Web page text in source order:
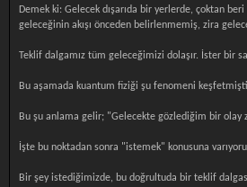
Demek ki: Gelecek dışarıda bir yerlerde, çoktan
geleceğinin akışı önceden belirlenmemiş, zira
Teklif dalgamız tüm geleceğimizi dolaşır. İster bir
Bu aşamada kuantum fiziği şu fenomeni
Bu şu anlama gelir; "Gelecekte gözlediğim bir olay
İşte bu noktadan sonra "istemek" konusuna
Bir şey istediğimizde, bu doğrultuda bir teklif